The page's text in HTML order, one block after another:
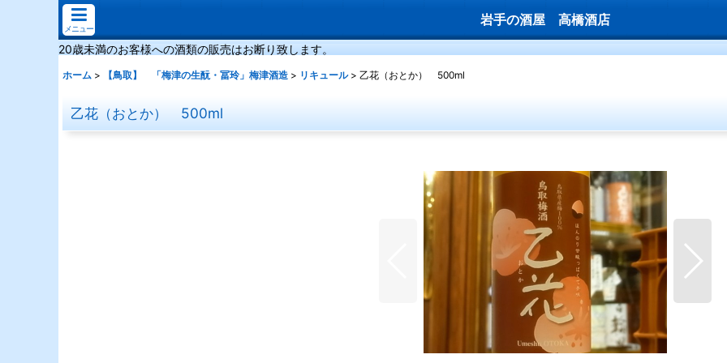
メニュー
岩手の酒屋 高橋酒店
20歳未満のお客様への酒類の販売はお断り致します。
ホーム > 【鳥取】 「梅津の生酛・冨玲」梅津酒造 > リキュール > 乙花（おとか） 500ml
乙花（おとか） 500ml